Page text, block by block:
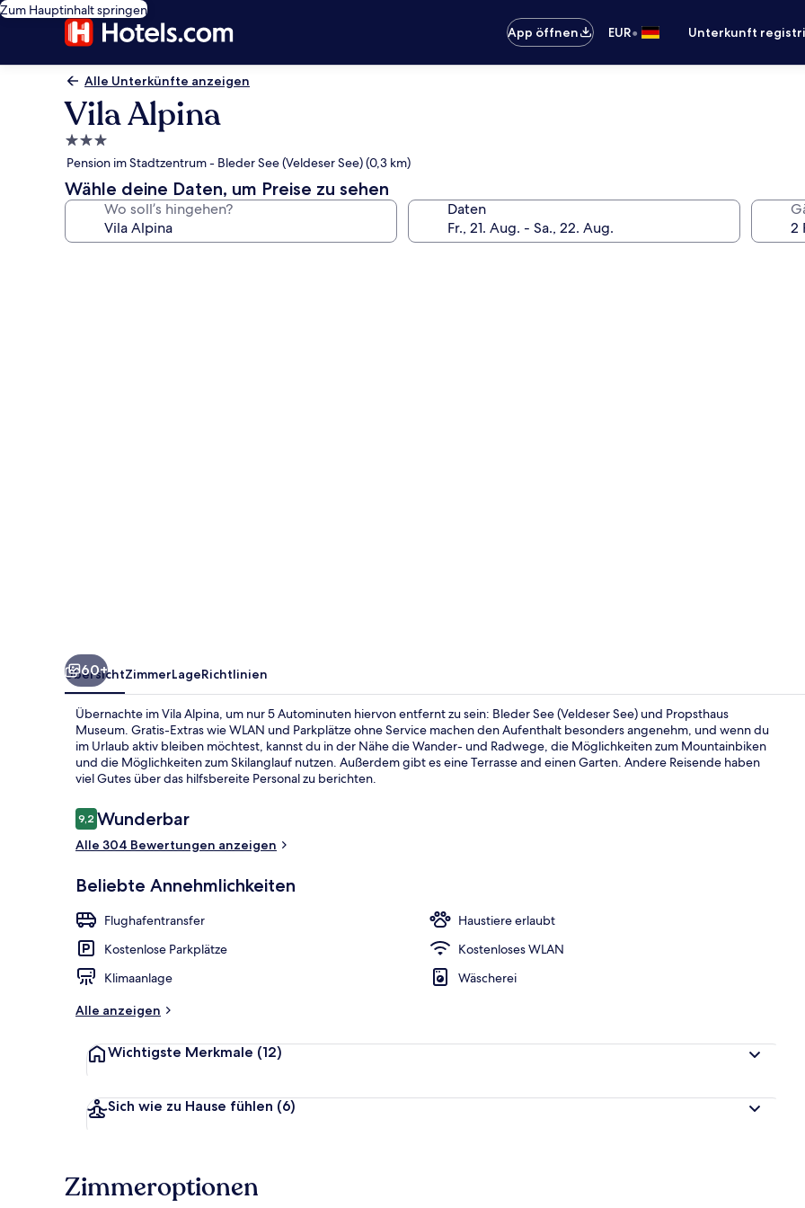
Zum Hauptinhalt springen
App öffnen
EUR• Unterkunft
Alle Unterkünfte anzeigen
Vila Alpina
3.0-
Sterne-
Unterkunft
Pension im Stadtzentrum - Bleder See (Veldeser See) (0,3 km)
Wähle deine Daten, um Preise zu sehen
Wo soll’s hingehen? Daten
Fassade
60+
ÜbersichtZimmerLageRichtlinien
Übernachte im Vila Alpina, um nur 5 Autominuten hiervon entfernt zu sein: Bleder See (Veldeser See) und Propsthaus
Museum. Gratis-Extras wie WLAN und Parkplätze ohne Service machen den Aufenthalt besonders angenehm, und wenn du
im Urlaub aktiv bleiben möchtest, kannst du in der Nähe die Wander- und Radwege, die Möglichkeiten zum Mountainbiken
und die Möglichkeiten zum Skilanglauf nutzen. Außerdem gibt es eine Terrasse and einen Garten. Andere Reisende haben
viel Gutes über das hilfsbereite Personal zu berichten.
Bewertungen
9,29,2 von 10.
Wunderbar
Alle 304 Bewertungen anzeigen
Beliebte Annehmlichkeiten
Flughafentransfer
Haustiere erlaubt
Kostenlose Parkplätze
Kostenloses WLAN
Klimaanlage
Wäscherei
Alle anzeigen
Wichtigste Merkmale (12)
Sich wie zu Hause fühlen (6)
Zimmeroptionen